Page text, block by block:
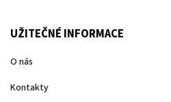
UŽITEČNÉ INFORMACE
O nás
Kontakty